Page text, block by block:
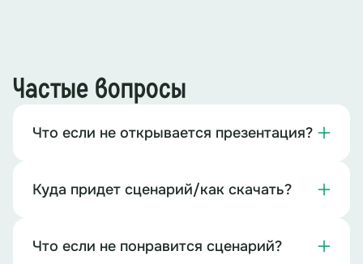
Частые вопросы
Что если не открывается презентация?
Куда придет сценарий/как скачать?
Что если не понравится сценарий?